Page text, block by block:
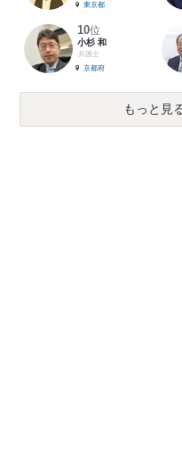
東京都
10位
小杉 和
弁護士
京都府
もっと見